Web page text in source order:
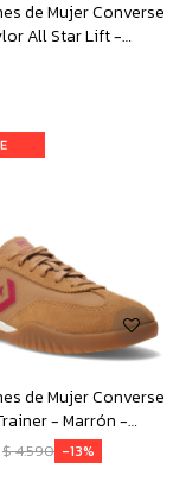
de Mujer Converse
All Star Lift -
de Mujer Converse
- Marrón -
$4.590 13